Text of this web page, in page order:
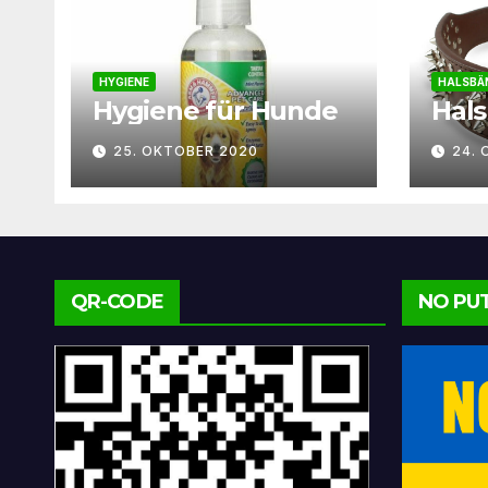
HYGIENE
Hygiene für Hunde
25. OKTOBER 2020 24.
QR-CODE NO